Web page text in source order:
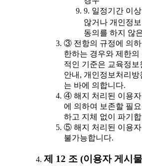
9. 일정기간 이
않거나 개인정
동의를 하지 않
③ 전항의 규정에 의하
한하는 경우와 제한의
적인 기준은 교육정
안내, 개인정보처리
는 바에 의합니다.
④ 해지 처리된 이용
에 의하여 보존할 필
하고 지체 없이 파기
⑤ 해지 처리된 이용자
불가능합니다.
제 12 조 (이용자 게시